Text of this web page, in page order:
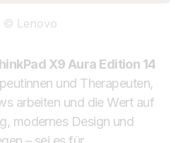
© Lenovo
X9 Aura Edition 14
und Therapeuten,
arbeiten und die Wert auf
modernes Design und